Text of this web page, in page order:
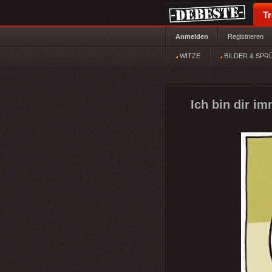
Anmelden Registrieren
WITZE BILDER &
Ich bin dir